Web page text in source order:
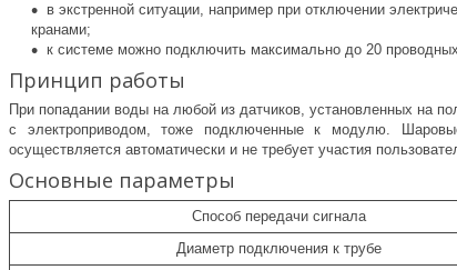
в экстренной ситуации, например при отключении
кранами;
к системе можно подключить максимально до 20
Принцип работы
При попадании воды на любой из датчиков, установленных на
с электроприводом, тоже подключенные к модулю.
осуществляется автоматически и не требует участия
Основные параметры
Способ передачи сигнала
Диаметр подключения к трубе